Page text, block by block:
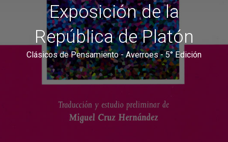
Exposición de la
República de Platón
Clásicos de Pensamiento - Averroes - 5° Edición